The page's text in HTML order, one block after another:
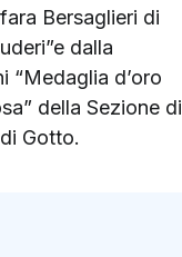
Bersaglieri di
dalla
“Medaglia d’oro
della Sezione di
Gotto.